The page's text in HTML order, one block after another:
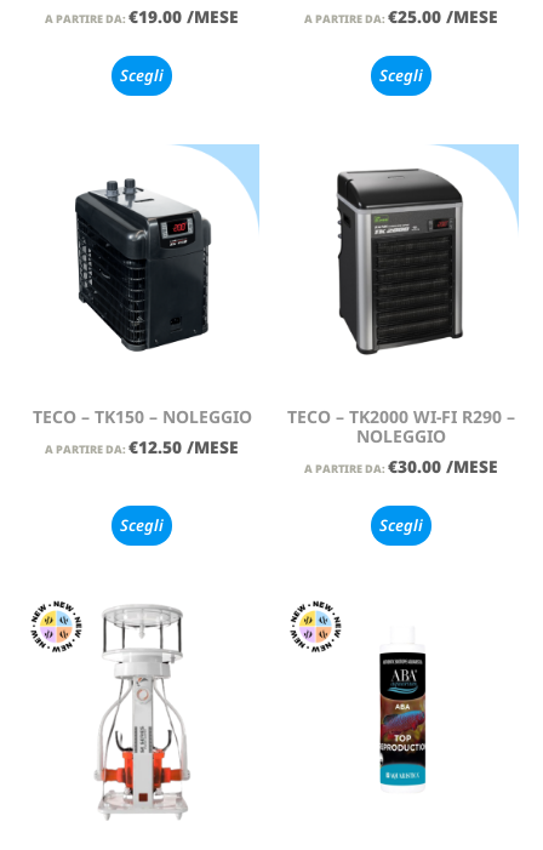
A PARTIRE DA: €19.00 /MESE
Scegli
A PARTIRE DA: €25.00 /MESE
Scegli
TECO – TK150 – NOLEGGIO
A PARTIRE DA: €12.50 /MESE
Scegli
TECO – TK2000 WI-FI R290 –
NOLEGGIO
A PARTIRE DA: €30.00 /MESE
Scegli